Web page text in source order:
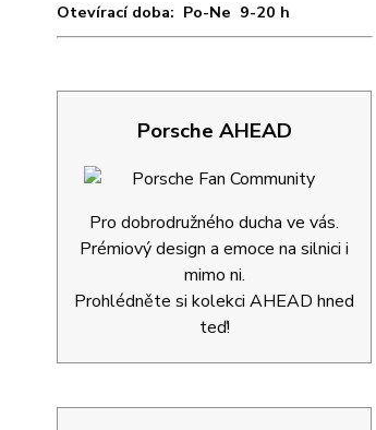
Otevírací doba: Po-Ne 9-20 h
Porsche AHEAD
Pro dobrodružného ducha ve vás.
Prémiový design a emoce na silnici i
mimo ni.
Prohlédněte si kolekci AHEAD hned
teď!